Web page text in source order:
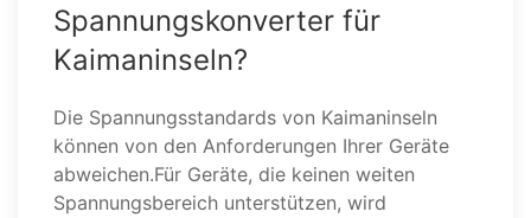
Spannungskonverter für
Kaimaninseln?
Die Spannungsstandards von Kaimaninseln
können von den Anforderungen Ihrer Geräte
abweichen.Für Geräte, die keinen weiten
Spannungsbereich unterstützen, wird